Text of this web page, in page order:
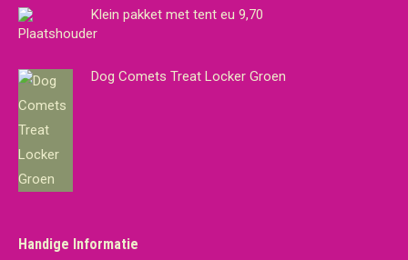
Klein pakket met tent eu 9,70
Dog Comets Treat Locker Groen
Handige Informatie